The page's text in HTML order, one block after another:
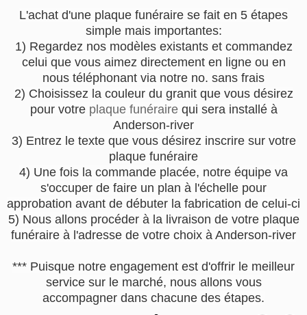
L'achat d'une plaque funéraire se fait en 5 étapes
simple mais importantes:
1) Regardez nos modèles existants et commandez
celui que vous aimez directement en ligne ou en
nous téléphonant via notre no. sans frais
2) Choisissez la couleur du granit que vous désirez
pour votre plaque funérairequi sera installé à
Anderson-river
3) Entrez le texte que vous désirez inscrire sur votre
plaque funéraire
4) Une fois la commande placée, notre équipe va
s'occuper de faire un plan à l'échelle pour
approbation avant de débuter la fabrication de celui-ci
5) Nous allons procéder à la livraison de votre plaque
funéraire à l'adresse de votre choix à Anderson-river
*** Puisque notre engagement est d'offrir le meilleur
service sur le marché, nous allons vous
accompagner dans chacune des étapes.